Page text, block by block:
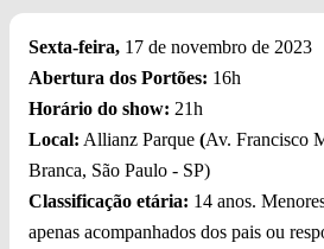
Sexta-feira, 17 de novembro de 2023
Abertura dos Portões: 16h
Horário do show: 21h
Local: Allianz Parque (Av. Francisco
Branca, São Paulo - SP)
Classificação etária: 14 anos.
apenas acompanhados dos pais ou